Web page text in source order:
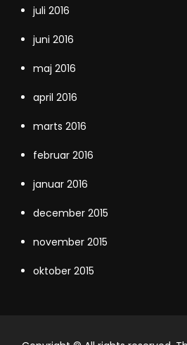
juli 2016
juni 2016
maj 2016
april 2016
marts 2016
februar 2016
januar 2016
december 2015
november 2015
oktober 2015